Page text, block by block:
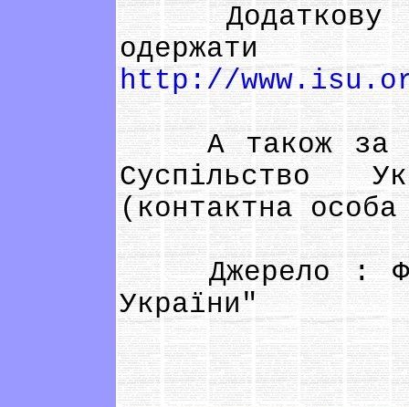
Додаткову
http://
А також за
Суспільство
(контактна
Джерело : Фонд
України"